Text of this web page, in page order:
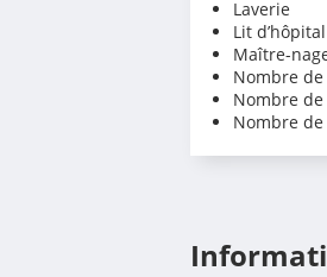
Laverie
Lit
Maître-
Nombre
Nombre de
Nombre